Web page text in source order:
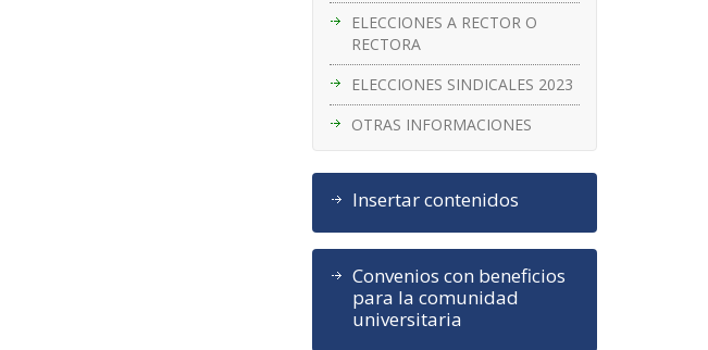
ELECCIONES A RECTOR O
RECTORA
ELECCIONES SINDICALES 2023
OTRAS INFORMACIONES
Insertar contenidos
Convenios con beneficios
para la comunidad
universitaria